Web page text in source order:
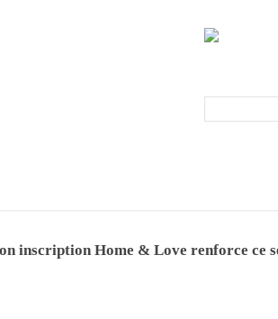
inscription Home & Love renforce ce